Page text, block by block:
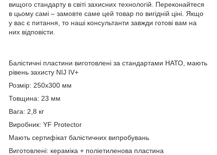
вищого стандарту в світі захисних технологій. Переконайтеся
в цьому самі – замовте саме цей товар по вигідній ціні. Якщо
у вас є питання, то наші консультанти завжди готові вам на
них відповісти.
Балістичні пластини виготовлені за стандартами НАТО, мають
рівень захисту NIJ IV+
Розмір: 250х300 мм
Товщина: 23 мм
Вага: 2,8 кг
Виробник: YF Protector
Мають сертифікат балістичних випробувань
Виготовлені: кераміка + поліетиленова пластина